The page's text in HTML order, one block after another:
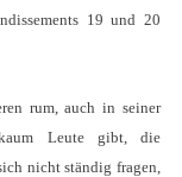
19 und 20
rum, auch in seiner
Leute gibt, die
nicht ständig fragen,